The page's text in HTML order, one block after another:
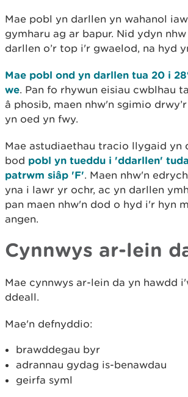
Mae pobl yn darllen yn wahanol
gymharu ag ar bapur. Nid ydyn
darllen o’r top i'r gwaelod, na hyd
Mae pobl ond yn darllen tua 20 i
we. Pan fo rhywun eisiau cwblhau
â phosib, maen nhw'n sgimio
yn oed yn fwy.
Mae astudiaethau tracio llygaid yn
bod pobl yn tueddu i 'ddarllen'
patrwm siâp 'F'. Maen nhw'n
yna i lawr yr ochr, ac yn darllen
pan maen nhw'n dod o hyd i'r hyn
angen.
Cynnwys ar-lein
Mae cynnwys ar-lein da yn hawdd
ddeall.
Mae'n defnyddio:
brawddegau byr
adrannau gydag is-benawdau
geirfa syml